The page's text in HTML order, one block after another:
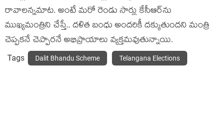
రావాల‌న్న‌మాట‌. అంటే మ‌రో రెండు సార్లు కేసీఆర్‌ను
ముఖ్య‌మంత్రిని చేస్తే.. ద‌ళిత బంధు అంద‌రికీ ద‌క్కుతుంద‌ని మంత్రి
చెప్ప‌క‌నే చెప్పార‌నే అభిప్రాయాలు వ్య‌క్త‌మ‌వుతున్నాయి.
Tags Dalit Bhandu Scheme Telangana Elections